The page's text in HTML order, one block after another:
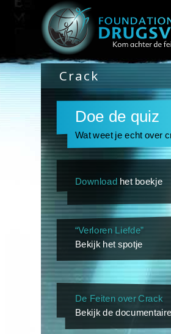
Crack
Doe de quiz
Wat weet je echt over
Download het boekje
“Verloren Liefde”
Bekijk het spotje
De Feiten over Crack
Bekijk de documentaire